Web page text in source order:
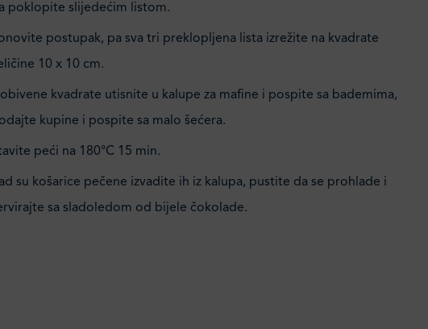
poklopite slijedećim listom.
postupak, pa sva tri preklopljena lista izrežite na kvadrate
10 x 10 cm.
kvadrate utisnite u kalupe za mafine i pospite sa bademima,
kupine i pospite sa malo šećera.
peći na 180°C 15 min.
su košarice pečene izvadite ih iz kalupa, pustite da se prohlade i
sa sladoledom od bijele čokolade.